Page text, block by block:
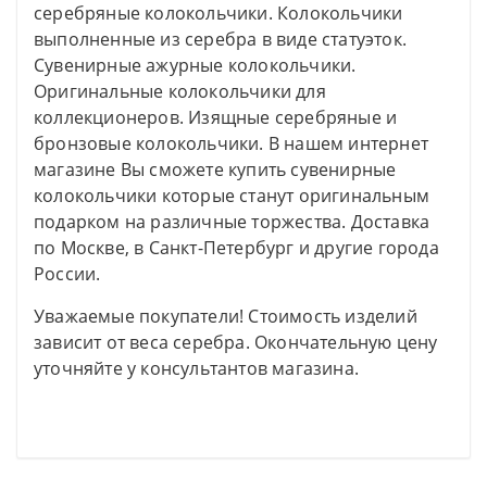
серебряные колокольчики. Колокольчики
выполненные из серебра в виде статуэток.
Сувенирные ажурные колокольчики.
Оригинальные колокольчики для
коллекционеров. Изящные серебряные и
бронзовые колокольчики. В нашем интернет
магазине Вы сможете купить сувенирные
колокольчики которые станут оригинальным
подарком на различные торжества. Доставка
по Москве, в Санкт-Петербург и другие города
России.
Уважаемые покупатели! Стоимость изделий
зависит от веса серебра. Окончательную цену
уточняйте у консультантов магазина.